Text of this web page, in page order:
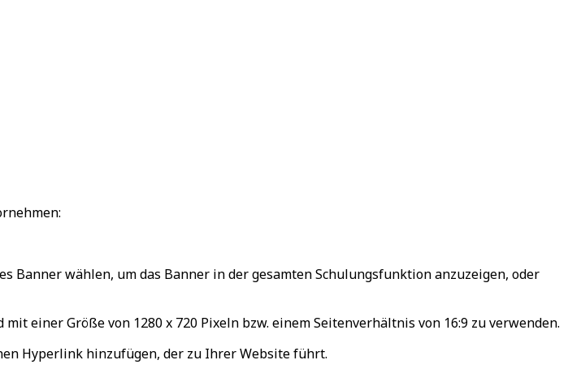
Bannerwählen, um das Banner in der gesamten Schulungsfunktion anzuzeigen, oder
einer Größe von 1280 x 720 Pixeln bzw. einem Seitenverhältnis von 16:9 zu verwenden.
Hyperlink hinzufügen, der zu Ihrer Website führt.